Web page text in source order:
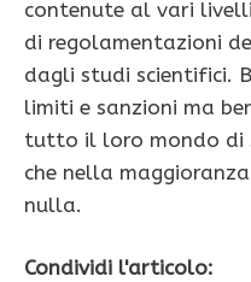
contenute al vari
di regolamentazioni
dagli studi scientifici.
limiti e sanzioni ma
tutto il loro mondo di
che nella
nulla.
Condividi l'articolo: